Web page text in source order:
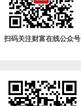
扫码关注财富在线公众号